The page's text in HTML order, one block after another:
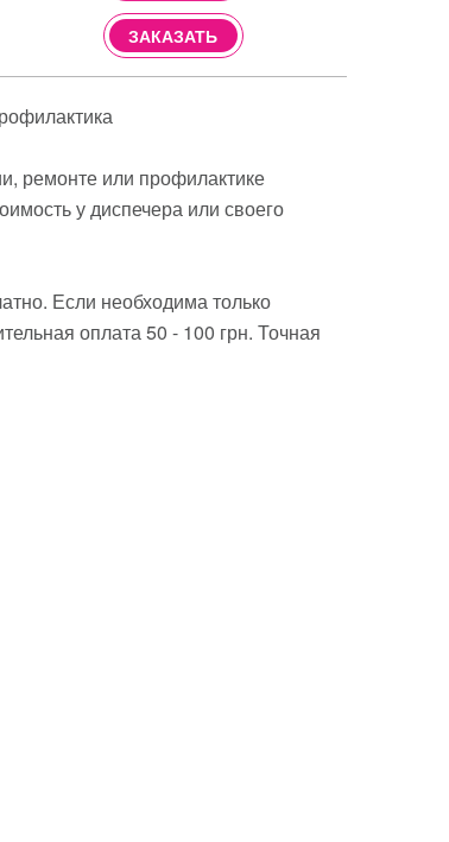
ЗАКАЗАТЬ
ремонте или профилактике
у диспечера или своего
Если необходима только
оплата 50 - 100 грн. Точная